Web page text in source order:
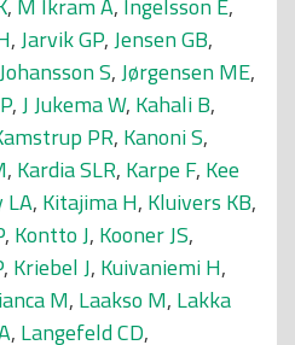
, M Ikram A, Ingelsson E,
,Jarvik GP,Jensen GB,
Johansson S,Jørgensen ME,
,J Jukema W, Kahali B,
PR, Kanoni S,
, Kardia SLR, Karpe F, Kee
LA, Kitajima H, Kluivers KB,
, Kontto J, Kooner JS,
, Kriebel J, Kuivaniemi H,
M, Laakso M, Lakka
, Langefeld CD,